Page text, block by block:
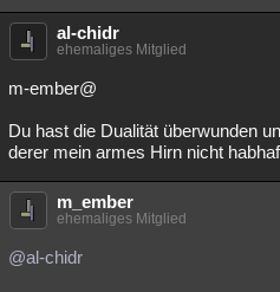
al-chidr
ehemaliges Mitglied
m-ember@
Du hast die Dualität überwunden
derer mein armes Hirn nicht
m_ember
ehemaliges Mitglied
@al-chidr